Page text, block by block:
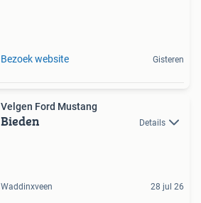
Bezoek website Gisteren
Velgen Ford Mustang
Bieden Details
Waddinxveen 28 jul 26